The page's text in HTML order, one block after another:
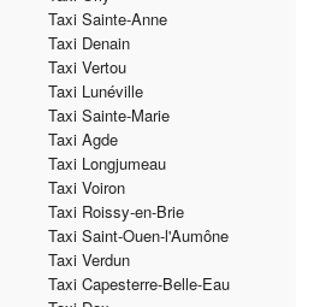
Taxi Sainte-Anne
Taxi Denain
Taxi Vertou
Taxi Lunéville
Taxi Sainte-Marie
Taxi Agde
Taxi Longjumeau
Taxi Voiron
Taxi Roissy-en-Brie
Taxi Saint-Ouen-l'Aumône
Taxi Verdun
Taxi Capesterre-Belle-Eau